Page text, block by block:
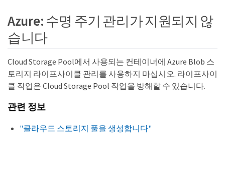
Azure: 수명 주기 관리가 지원되지 않
습니다
Cloud Storage Pool에서 사용되는 컨테이너에 Azure Blob 스
토리지 라이프사이클 관리를 사용하지 마십시오. 라이프사이
클 작업은 Cloud Storage Pool 작업을 방해할 수 있습니다.
관련 정보
"클라우드 스토리지 풀을 생성합니다"